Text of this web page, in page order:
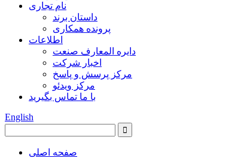
نام تجاری
داستان برند
پرونده همکاری
اطلاعات
دایره المعارف صنعت
اخبار شرکت
مرکز پرسش و پاسخ
مرکز ویدئو
با ما تماس بگیرید
English
صفحه اصلی